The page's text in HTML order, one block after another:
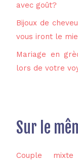
avec goût?
Bijoux de
vous iront le
Mariage en
lors de votre
Sur le
Couple